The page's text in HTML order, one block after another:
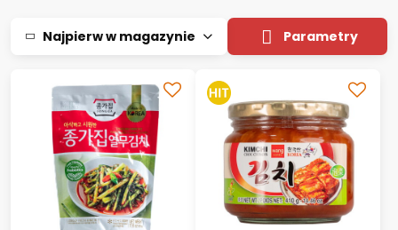
Najpierw w magazynie Parametry